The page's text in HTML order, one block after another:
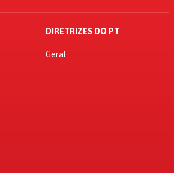
DIRETRIZES DO PT
Geral